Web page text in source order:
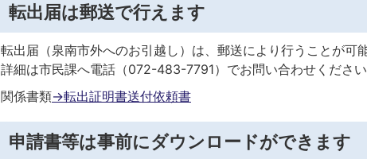
転出届は郵送で行えます
転出届（泉南市外へのお引越し）は、郵送により行うことが可能
詳細は市民課へ電話（072-483-7791）でお問い合わせください
関係書類→転出証明書送付依頼書
申請書等は事前にダウンロードができます